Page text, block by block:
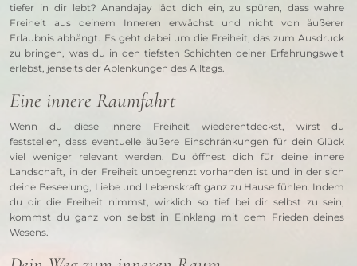
tiefer in dir lebt? Anandajay lädt dich ein, zu spüren, dass wahre
Freiheit aus deinem Inneren erwächst und nicht von äußerer
Erlaubnis abhängt. Es geht dabei um die Freiheit, das zum Ausdruck
zu bringen, was du in den tiefsten Schichten deiner Erfahrungswelt
erlebst, jenseits der Ablenkungen des Alltags.
Eine innere Raumfahrt
Wenn du diese innere Freiheit wiederentdeckst, wirst du
feststellen, dass eventuelle äußere Einschränkungen für dein Glück
viel weniger relevant werden. Du öffnest dich für deine innere
Landschaft, in der Freiheit unbegrenzt vorhanden ist und in der sich
deine Beseelung, Liebe und Lebenskraft ganz zu Hause fühlen. Indem
du dir die Freiheit nimmst, wirklich so tief bei dir selbst zu sein,
kommst du ganz von selbst in Einklang mit dem Frieden deines
Wesens.